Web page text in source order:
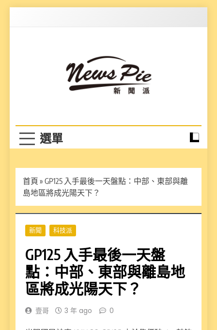
首頁 » GP125 入手最後一天盤點：中部、東部與離
島地區將成光陽天下？
新聞 科技派
GP125 入手最後一天盤
點：中部、東部與離島地
區將成光陽天下？
壹哥 3 年 ago 0